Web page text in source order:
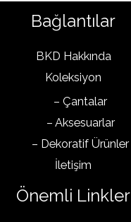
Bağlantılar
BKD Hakkında
Koleksiyon
– Çantalar
– Aksesuarlar
– Dekoratif Ürünler
İletişim
Önemli Linkler